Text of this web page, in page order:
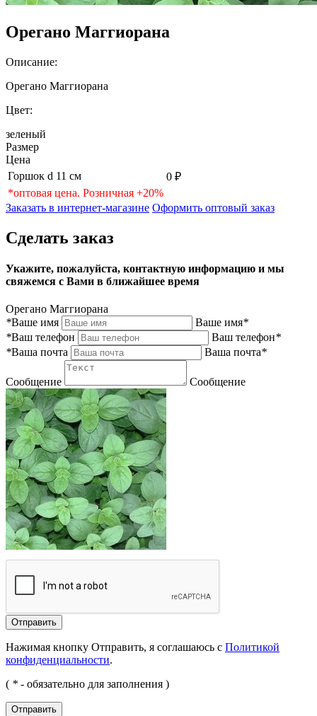
Орегано Маггиорана
Описание:
Орегано Маггиорана
Цвет:
зеленый
Размер
Цена
Горшок d 11 см
0 ₽
*оптовая цена. Розничная +20%
Заказать в интернет-магазине Оформить оптовый заказ
Сделать заказ
Укажите, пожалуйста, контактную информацию и мы
свяжемся с Вами в ближайшее время
Орегано Маггиорана
*Ваше имя Ваше имя*
*Ваш телефон Ваш телефон*
*Ваша почта Ваша почта*
Сообщение Сообщение
Отправить
Нажимая кнопку Отправить, я соглашаюсь с Политикой
конфиденциальности.
( * - обязательно для заполнения )
Отправить